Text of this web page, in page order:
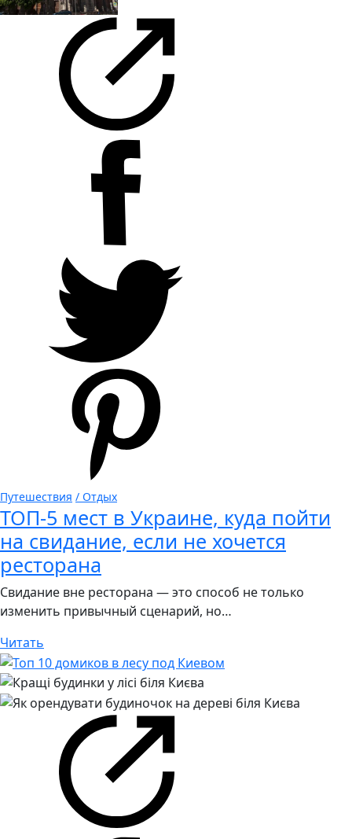
Путешествия / Отдых
ТОП-5 мест в Украине, куда пойти
на свидание, если не хочется
ресторана
Свидание вне ресторана — это способ не только
изменить привычный сценарий, но…
Читать